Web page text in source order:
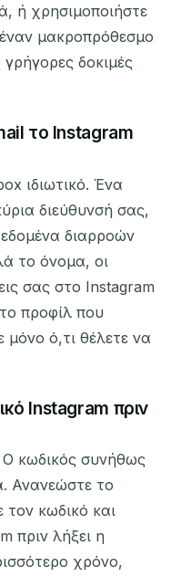
ή χρησιμοποιήστε
μακροπρόθεσμο
δοκιμές
το Instagram
ιδιωτικό. Ένα
διεύθυνσή σας,
διαρροών
το όνομα, οι
σας στο Instagram
προφίλ που
μόνο ό,τι θέλετε να
Instagram πριν
Ο κωδικός συνήθως
Ανανεώστε το
κωδικό και
πριν λήξει η
χρόνο,